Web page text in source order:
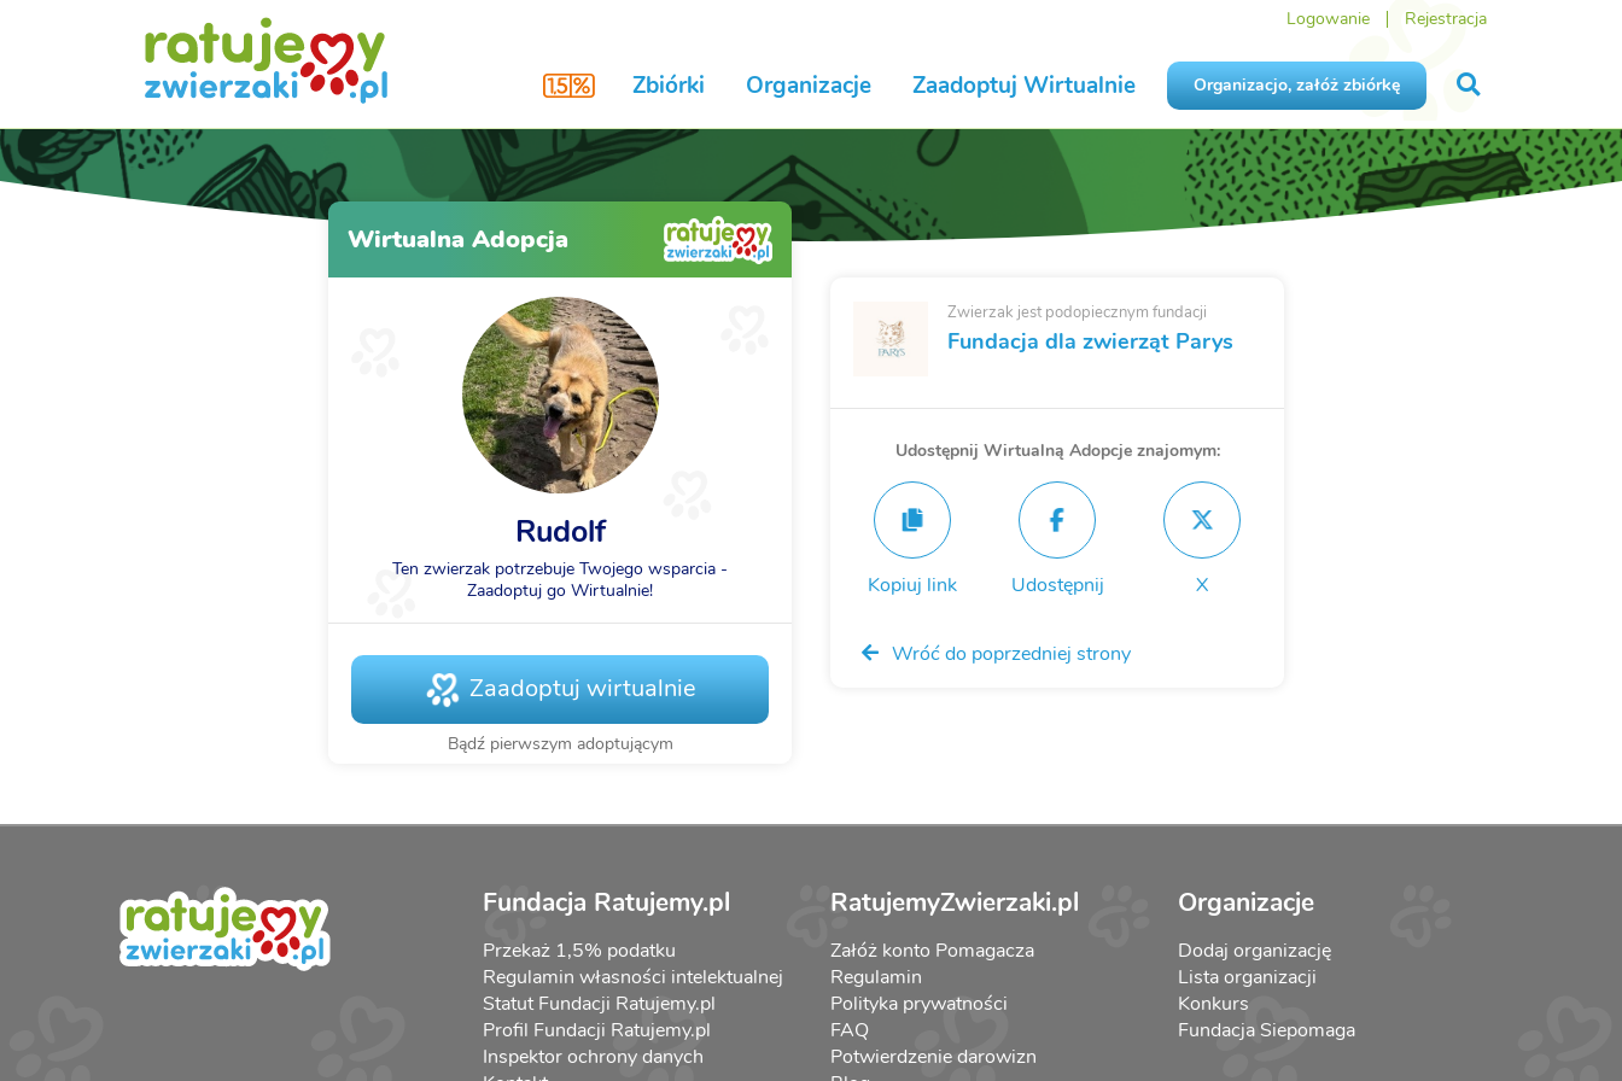
Logowanie Rejestracja
Zbiórki Organizacje Zaadoptuj Wirtualnie Organizacjo, załóż zbiórkę
Wirtualna Adopcja
Rudolf
Ten zwierzak potrzebuje Twojego wsparcia -
Zaadoptuj go Wirtualnie!
Zaadoptuj wirtualnie
Bądź pierwszym adoptującym
Zwierzak jest podopiecznym fundacji
Fundacja dla zwierząt Parys
Udostępnij Wirtualną Adopcje znajomym:
Kopiuj link Udostępnij X
Wróć do poprzedniej strony
Fundacja Ratujemy.pl
Przekaż 1,5% podatku
Regulamin własności intelektualnej
Statut Fundacji Ratujemy.pl
Profil Fundacji Ratujemy.pl
Inspektor ochrony danych
RatujemyZwierzaki.pl
Załóż konto Pomagacza
Regulamin
Polityka prywatności
FAQ
Potwierdzenie darowizn
Organizacje
Dodaj organizację
Lista organizacji
Konkurs
Fundacja Siepomaga